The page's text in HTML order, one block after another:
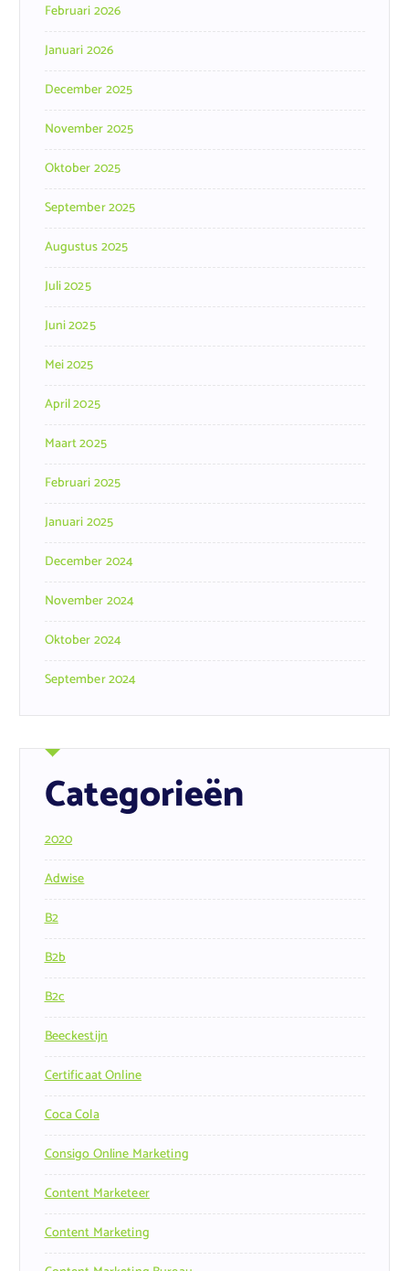
Februari 2026
Januari 2026
December 2025
November 2025
Oktober 2025
September 2025
Augustus 2025
Juli 2025
Juni 2025
Mei 2025
April 2025
Maart 2025
Februari 2025
Januari 2025
December 2024
November 2024
Oktober 2024
September 2024
Categorieën
2020
Adwise
B2
B2b
B2c
Beeckestijn
Certificaat Online
Coca Cola
Consigo Online Marketing
Content Marketeer
Content Marketing